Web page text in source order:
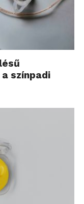
színpadi